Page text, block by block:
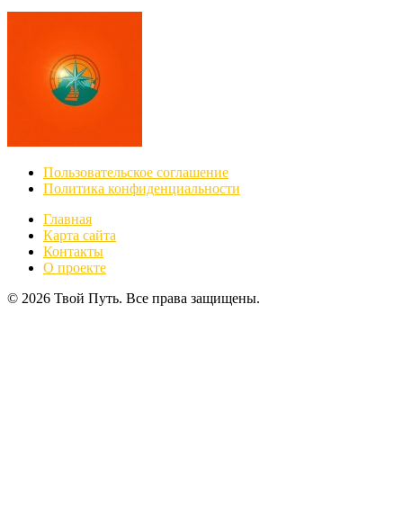
Пользовательское соглашение
Политика конфиденциальности
Главная
Карта сайта
Контакты
О проекте
© 2026 Твой Путь. Все права защищены.